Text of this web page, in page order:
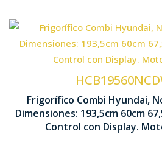
Frigorífico Combi Hyundai,
Dimensiones: 193,5cm 60cm
Control con Display.
Tecnología No Frost
Ventilación Multi Air
Motor Inverter